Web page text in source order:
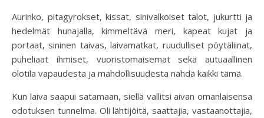
Aurinko, pitagyrokset, kissat, sinivalkoiset talot, jukurtti ja
hedelmät hunajalla, kimmeltävä meri, kapeat kujat ja
portaat, sininen taivas, laivamatkat, ruudulliset pöytäliinat,
puheliaat ihmiset, vuoristomaisemat sekä autuaallinen
olotila vapaudesta ja mahdollisuudesta nähdä kaikki tämä.
Kun laiva saapui satamaan, siellä vallitsi aivan omanlaisensa
odotuksen tunnelma. Oli lähtijöitä, saattajia, vastaanottajia,